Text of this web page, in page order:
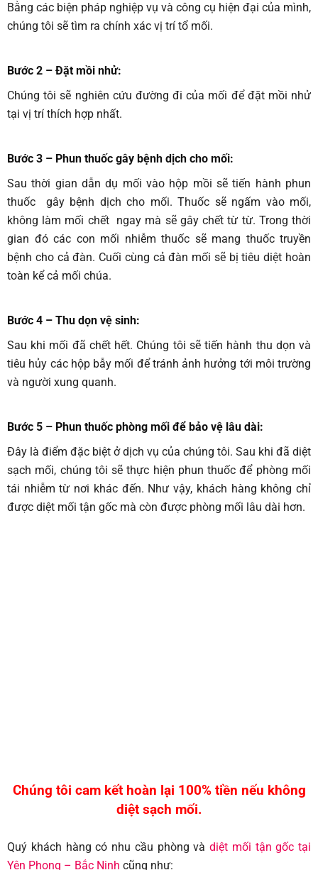
Bằng các biện pháp nghiệp vụ và công cụ hiện đại của mình,
chúng tôi sẽ tìm ra chính xác vị trí tổ mối.
Bước 2 – Đặt mồi nhử:
Chúng tôi sẽ nghiên cứu đường đi của mối để đặt mồi nhử
tại vị trí thích hợp nhất.
Bước 3 – Phun thuốc gây bệnh dịch cho mối:
Sau thời gian dẫn dụ mối vào hộp mồi sẽ tiến hành phun
thuốc gây bệnh dịch cho mối. Thuốc sẽ ngấm vào mối,
không làm mối chết ngay mà sẽ gây chết từ từ. Trong thời
gian đó các con mối nhiễm thuốc sẽ mang thuốc truyền
bệnh cho cả đàn. Cuối cùng cả đàn mối sẽ bị tiêu diệt hoàn
toàn kể cả mối chúa.
Bước 4 – Thu dọn vệ sinh:
Sau khi mối đã chết hết. Chúng tôi sẽ tiến hành thu dọn và
tiêu hủy các hộp bẫy mối để tránh ảnh hưởng tới môi trường
và người xung quanh.
Bước 5 – Phun thuốc phòng mối để bảo vệ lâu dài:
Đây là điểm đặc biệt ở dịch vụ của chúng tôi. Sau khi đã diệt
sạch mối, chúng tôi sẽ thực hiện phun thuốc để phòng mối
tái nhiễm từ nơi khác đến. Như vậy, khách hàng không chỉ
được diệt mối tận gốc mà còn được phòng mối lâu dài hơn.
Chúng tôi cam kết hoàn lại 100% tiền nếu không
diệt sạch mối.
Quý khách hàng có nhu cầu phòng và diệt mối tận gốc tại
Yên Phong – Bắc Ninh cũng như: